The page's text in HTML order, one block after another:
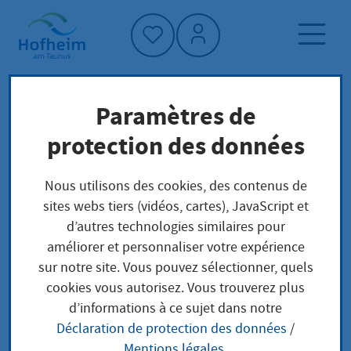
Accueil"
Page d'accueil
Trouver un service
Préoccupations locales
Personalausweis beantragen
Personalausweis
beantragen
Paramètres de
protection des données
Nous utilisons des cookies, des contenus de
sites webs tiers (vidéos, cartes), JavaScript et
d’autres technologies similaires pour
améliorer et personnaliser votre expérience
sur notre site. Vous pouvez sélectionner, quels
cookies vous autorisez. Vous trouverez plus
d’informations à ce sujet dans notre
Déclaration de protection des données /